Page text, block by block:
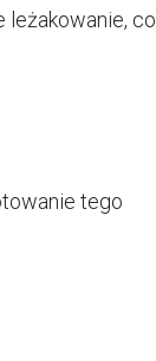
leżakowanie, co
tego